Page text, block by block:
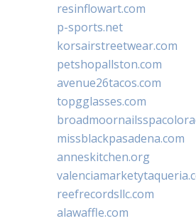
resinflowart.com
p-sports.net
korsairstreetwear.com
petshopallston.com
avenue26tacos.com
topgglasses.com
missblackpasadena.com
anneskitchen.org
reefrecordsllc.com
alawaffle.com